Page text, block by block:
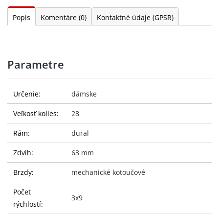
Popis Komentáre (0) Kontaktné údaje (GPSR)
Parametre
Určenie: dámske
Veľkosť kolies: 28
Rám: dural
Zdvih: 63 mm
Brzdy: mechanické kotoučové
Počet
rýchlostí:
3x9